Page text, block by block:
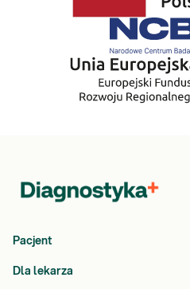
Pacjent
Dla lekarza